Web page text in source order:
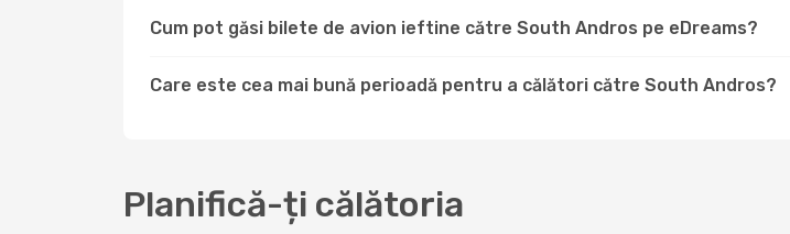
Cum pot găsi bilete de avion ieftine către South Andros pe eDreams?
Care este cea mai bună perioadă pentru a călători către South Andros?
Planifică-ți călătoria